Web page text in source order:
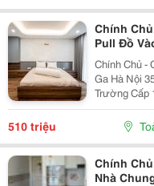
Chính
Pull Đồ
Chính Chủ -
Ga Hà Nội
Trường Cấp
Viện Da
Tâm
510 triệu
Chính
Nhà